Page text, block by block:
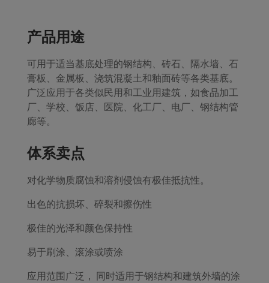
产品用途
可用于适当基底处理的钢结构、砖石、隔水墙、石
膏板、金属板、浇筑混凝土和釉面砖等各类基底。
广泛应用于各类似民用和工业用建筑，如食品加工
厂、学校、饭店、医院、化工厂、电厂、钢结构管
廊等。
体系卖点
对化学物质腐蚀和溶剂侵蚀有极佳抵抗性。
出色的抗损坏、碎裂和擦伤性
极佳的光泽和颜色保持性
易于刷涂、滚涂或喷涂
应用范围广泛， 同时适用于钢结构和建筑外墙的涂